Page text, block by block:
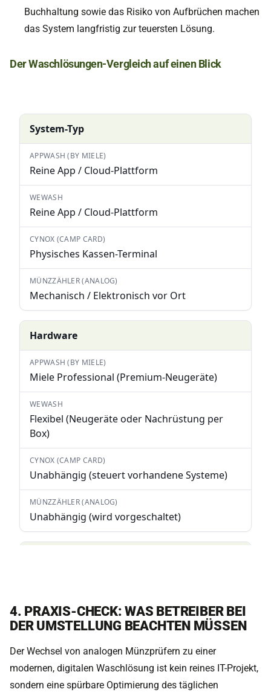
Buchhaltung sowie das Risiko von Aufbrüchen machen
das System langfristig zur teuersten Lösung.
Der Waschlösungen-Vergleich auf einen Blick
4. PRAXIS-CHECK: WAS BETREIBER BEI
DER UMSTELLUNG BEACHTEN MÜSSEN
Der Wechsel von analogen Münzprüfern zu einer
modernen, digitalen Waschlösung ist kein reines IT-Projekt,
sondern eine spürbare Optimierung des täglichen